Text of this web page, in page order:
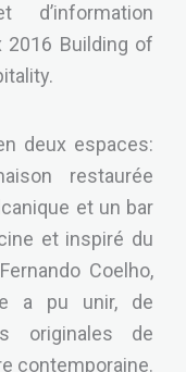
d’information
2016 Building of
deux espaces:
restaurée
et un bar
et inspiré du
Coelho,
a pu unir, de
originales de
contemporaine.